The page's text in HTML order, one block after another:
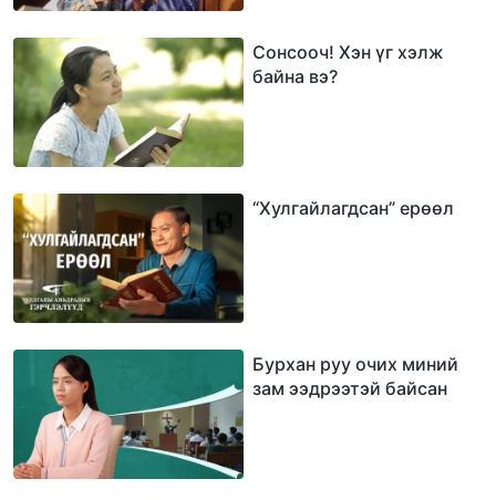
Сонсооч! Хэн үг хэлж
байна вэ?
“Хулгайлагдсан” ерөөл
Бурхан руу очих миний
зам ээдрээтэй байсан